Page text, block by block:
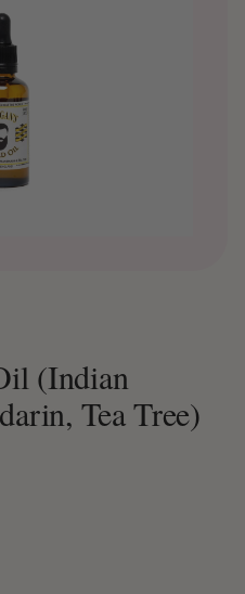
(Indian
Tea Tree)